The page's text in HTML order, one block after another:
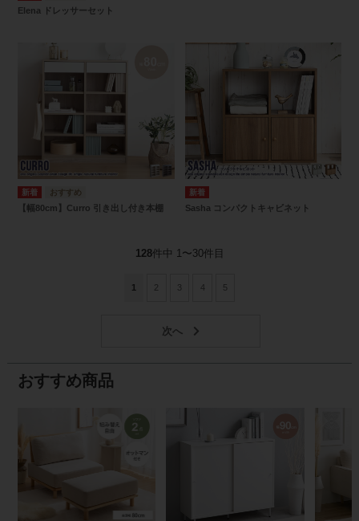
Elena ドレッサーセット
【幅80cm】Curro 引き出し付き本棚 Sasha コンパクトキャビネット
128件中 1〜30件目
1 2 3 4 5
おすすめ商品